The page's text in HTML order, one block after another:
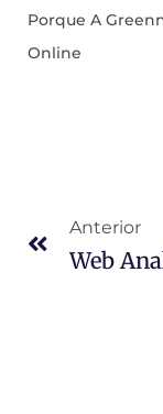
Porque A
Online
Anterior
Web